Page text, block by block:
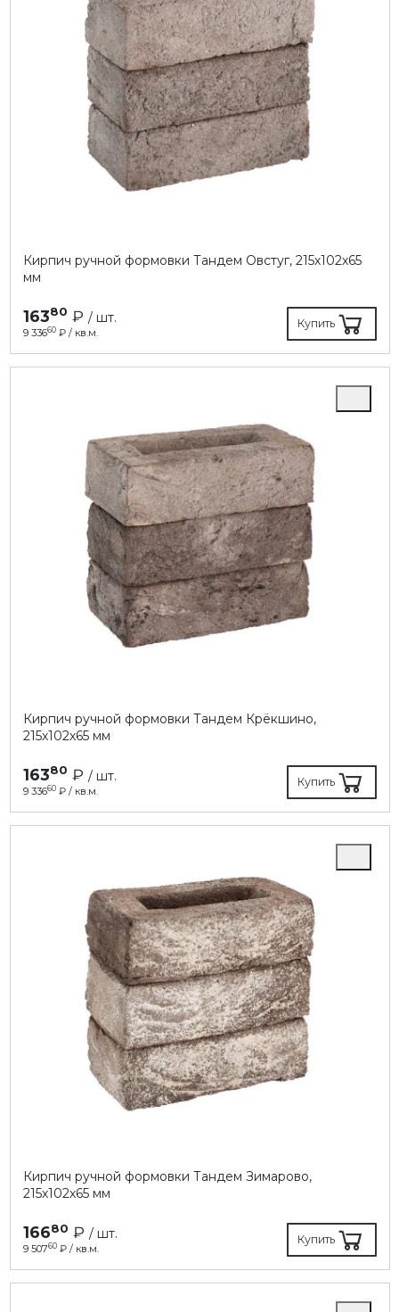
Кирпич ручной формовки Тандем Овстуг, 215х102х65
мм
16380 ₽ / шт.
9 33660₽ / кв.м.
Купить
Кирпич ручной формовки Тандем Крёкшино,
215х102х65 мм
16380 ₽ / шт.
9 33660₽ / кв.м.
Купить
Кирпич ручной формовки Тандем Зимарово,
215х102х65 мм
16680 ₽ / шт.
9 50760₽ / кв.м.
Купить